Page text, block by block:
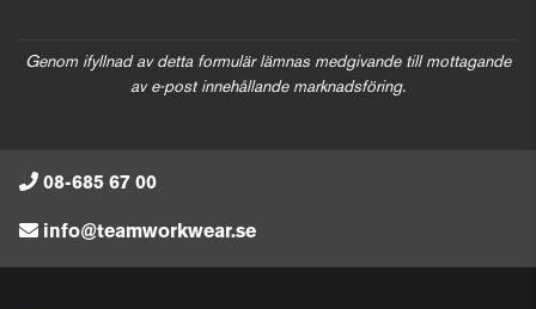
Genom ifyllnad av detta formulär lämnas medgivande till mottagande
av e-post innehållande marknadsföring.
08-685 67 00
info@teamworkwear.se